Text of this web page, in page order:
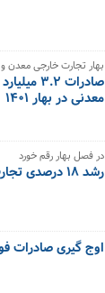
بهار تجارت خارجی معدن
صادرات
معدنی در بهار ۱۴۰۱
در فصل بهار رقم خورد
رشد ۱۸ درصدی تجارت ایران با همسایگان
اوج گیری صادرات